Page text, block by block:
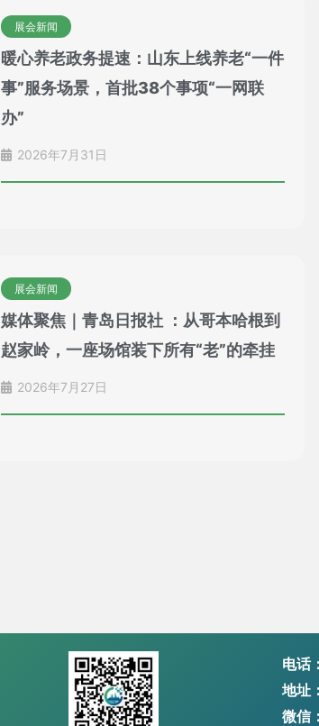
展会新闻
暖心养老政务提速：山东上线养老“一件
事”服务场景，首批38个事项“一网联
办”
2026年7月31日
展会新闻
媒体聚焦｜青岛日报社 ：从哥本哈根到
赵家岭，一座场馆装下所有“老”的牵挂
2026年7月27日
电话：
地址：
微信：